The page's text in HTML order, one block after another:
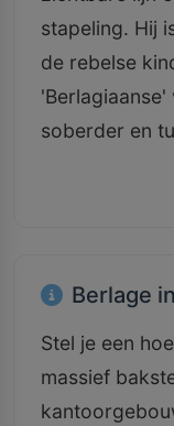
stapeling. Hij
de rebelse
'Berlagiaanse'
soberder en
Berlage
Stel je een
massief